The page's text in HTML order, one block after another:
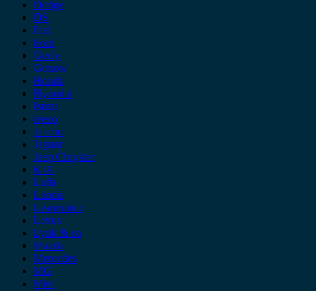
Dodge
DS
Fiat
Ford
Geely
Gonow
Honda
Hyundai
Isuzu
iveco
Jaecoo
Jaguar
Jeep Chrysler
KIA
Lada
Lancia
Leapmotor
Lexus
Lynk & co
Mazda
Mercedes
MG
Mini